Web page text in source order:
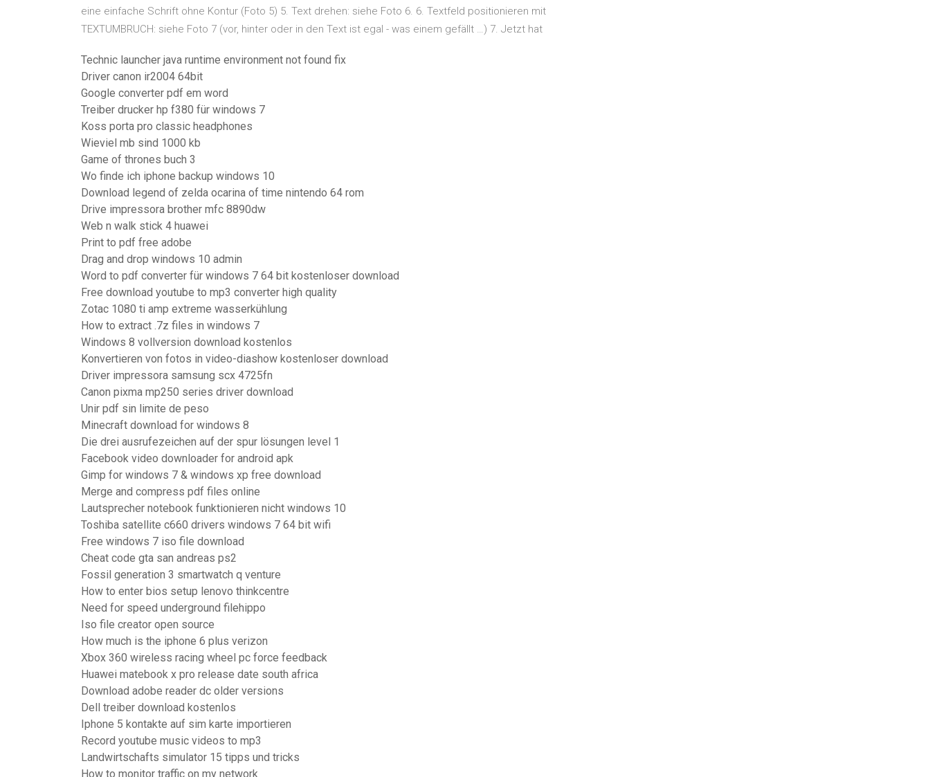
eine einfache Schrift ohne Kontur (Foto 5) 5. Text drehen: siehe Foto 6. 6. Textfeld positionieren mit
TEXTUMBRUCH: siehe Foto 7 (vor, hinter oder in den Text ist egal - was einem gefällt …) 7. Jetzt hat
Technic launcher java runtime environment not found fix
Driver canon ir2004 64bit
Google converter pdf em word
Treiber drucker hp f380 für windows 7
Koss porta pro classic headphones
Wieviel mb sind 1000 kb
Game of thrones buch 3
Wo finde ich iphone backup windows 10
Download legend of zelda ocarina of time nintendo 64 rom
Drive impressora brother mfc 8890dw
Web n walk stick 4 huawei
Print to pdf free adobe
Drag and drop windows 10 admin
Word to pdf converter für windows 7 64 bit kostenloser download
Free download youtube to mp3 converter high quality
Zotac 1080 ti amp extreme wasserkühlung
How to extract .7z files in windows 7
Windows 8 vollversion download kostenlos
Konvertieren von fotos in video-diashow kostenloser download
Driver impressora samsung scx 4725fn
Canon pixma mp250 series driver download
Unir pdf sin limite de peso
Minecraft download for windows 8
Die drei ausrufezeichen auf der spur lösungen level 1
Facebook video downloader for android apk
Gimp for windows 7 & windows xp free download
Merge and compress pdf files online
Lautsprecher notebook funktionieren nicht windows 10
Toshiba satellite c660 drivers windows 7 64 bit wifi
Free windows 7 iso file download
Cheat code gta san andreas ps2
Fossil generation 3 smartwatch q venture
How to enter bios setup lenovo thinkcentre
Need for speed underground filehippo
Iso file creator open source
How much is the iphone 6 plus verizon
Xbox 360 wireless racing wheel pc force feedback
Huawei matebook x pro release date south africa
Download adobe reader dc older versions
Dell treiber download kostenlos
Iphone 5 kontakte auf sim karte importieren
Record youtube music videos to mp3
Landwirtschafts simulator 15 tipps und tricks
How to monitor traffic on my network